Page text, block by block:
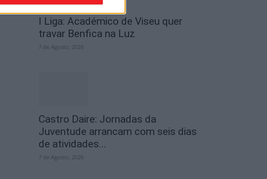
I Liga: Académico de Viseu quer
travar Benfica na Luz
7 de Agosto, 2026
Castro Daire: Jornadas da
Juventude arrancam com seis dias
de atividades...
7 de Agosto, 2026